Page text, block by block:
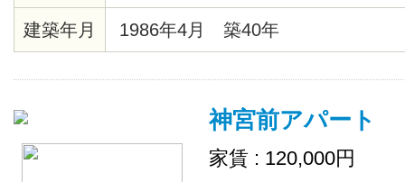
建築年月 1986年4月 築40年
神宮前アパート
家賃 : 120,000円